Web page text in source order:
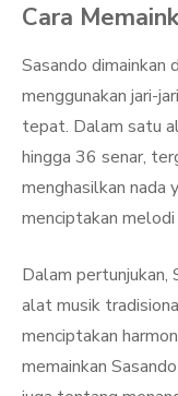
Cara
Sasando dimainkan
menggunakan jari-
tepat. Dalam satu
hingga 36 senar,
menghasilkan nada
menciptakan melodi
Dalam pertunjukan,
alat musik
menciptakan
memainkan